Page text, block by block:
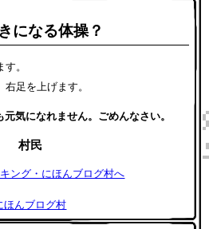
になる体操？
。
足を上げます。
気になれません。ごめんなさい。
村民
ほんブログ村